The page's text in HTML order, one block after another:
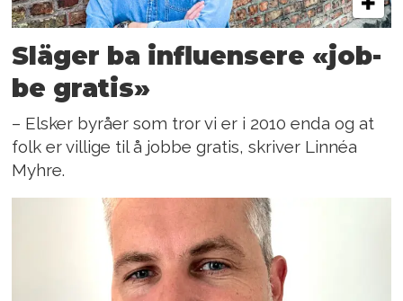
Släger ba in­flu­en­se­re «job­
be gra­tis»
– Els­ker by­rå­er som tror vi er i 2010 enda og at
folk er vil­li­ge til å job­be gra­tis, skriver Linnéa
Myhre.